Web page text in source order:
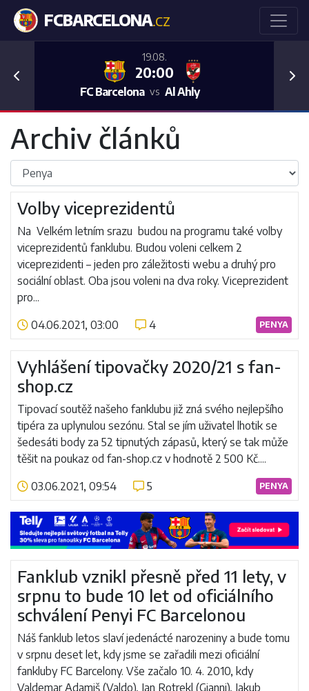
FCBARCELONA.CZ
19.08.
20:00
FC Barcelona vs Al Ahly
Previous
Archiv článků
Volby viceprezidentů
Na Velkém letním srazu budou na programu také volby
viceprezidentů fanklubu. Budou voleni celkem 2
viceprezidenti – jeden pro záležitosti webu a druhý pro
sociální oblast. Oba jsou voleni na dva roky. Viceprezident
pro...
04.06.2021, 03:00
4 PENYA
Číst více
Vyhlášení tipovačky 2020/21 s fan-
shop.cz
Tipovací soutěž našeho fanklubu již zná svého nejlepšího
tipéra za uplynulou sezónu. Stal se jím uživatel lhotik se
šedesáti body za 52 tipnutých zápasů, který se tak může
těšit na poukaz od fan-shop.cz v hodnotě 2 500 Kč....
03.06.2021, 09:54
5 PENYA
Číst více
Fanklub vznikl přesně před 11 lety, v
srpnu to bude 10 let od oficiálního
schválení Penyi FC Barcelonou
Náš fanklub letos slaví jedenácté narozeniny a bude tomu
v srpnu deset let, kdy jsme se zařadili mezi oficiální
fankluby FC Barcelony. Vše začalo 10. 4. 2010, kdy
Valdemar Adamiš (Valdo), Jan Rotrekl (Gianni), Jakub